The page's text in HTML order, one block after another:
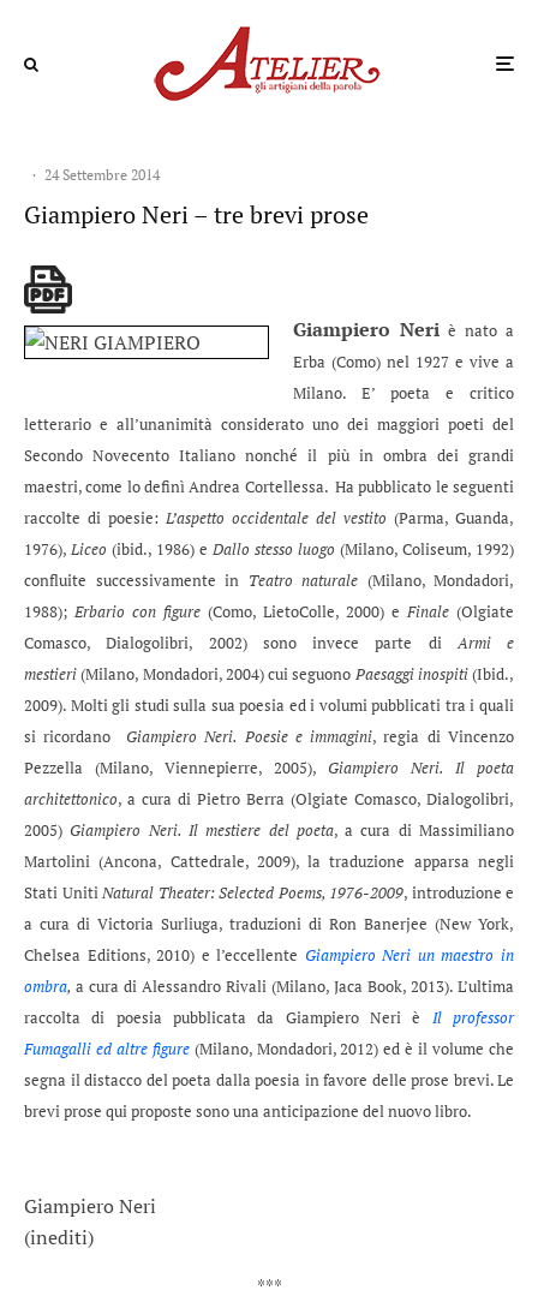
· 24 Settembre 2014
Giampiero Neri – tre brevi prose
Giampiero Neri è nato a
Erba (Como) nel 1927 e vive a
Milano. E’ poeta e critico
letterario e all’unanimità considerato uno dei maggiori poeti del
Secondo Novecento Italiano nonché il più in ombra dei grandi
maestri, come lo definì Andrea Cortellessa. Ha pubblicato le seguenti
raccolte di poesie: L’aspetto occidentale del vestito (Parma, Guanda,
1976), Liceo (ibid., 1986) e Dallo stesso luogo (Milano, Coliseum, 1992)
confluite successivamente in Teatro naturale (Milano, Mondadori,
1988); Erbario con figure (Como, LietoColle, 2000) e Finale (Olgiate
Comasco, Dialogolibri, 2002) sono invece parte diArmi e
mestieri(Milano, Mondadori, 2004) cui seguono Paesaggi inospiti(Ibid.,
2009). Molti gli studi sulla sua poesia ed i volumi pubblicati tra i quali
si ricordano Giampiero Neri. Poesie e immagini, regia di Vincenzo
Pezzella (Milano, Viennepierre, 2005), Giampiero Neri. Il poeta
architettonico, a cura di Pietro Berra (Olgiate Comasco, Dialogolibri,
2005) Giampiero Neri. Il mestiere del poeta, a cura di Massimiliano
Martolini (Ancona, Cattedrale, 2009), la traduzione apparsa negli
Stati UnitiNatural Theater: Selected Poems, 1976-2009, introduzione e
a cura di Victoria Surliuga, traduzioni di Ron Banerjee (New York,
Chelsea Editions, 2010) e l’eccellente Giampiero Neri un maestro in
ombra, a cura di Alessandro Rivali (Milano, Jaca Book, 2013). L’ultima
raccolta di poesia pubblicata da Giampiero Neri è Il professor
Fumagalli ed altre figure (Milano, Mondadori, 2012) ed è il volume che
segna il distacco del poeta dalla poesia in favore delle prose brevi. Le
brevi prose qui proposte sono una anticipazione del nuovo libro.
Giampiero Neri
(inediti)
***